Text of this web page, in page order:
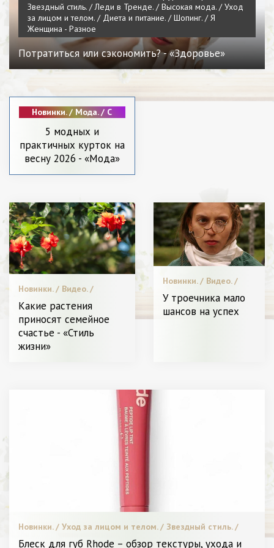
Звездный стиль. / Леди в Тренде. / Высокая мода. / Уход
за лицом и телом. / Диета и питание. / Шопинг. / Я
Женщина - Разное
Потратиться или сэкономить? - «Здоровье»
Новинки. / Мода. / С
Звездный стиль. /
Пластическая
хирургия / Красота. /
Диета и питание. /
Уход за лицом и
- Разное
5 модных и
практичных курток на
весну 2026 - «Мода»
Новинки. / Видео. /
Пластическая хирургия /
Уход за лицом и телом. /
СТАТЬИ / Меняем образ. /
Высокая мода. / Диета и
питание. / Я и Красота.
Какие растения
приносят семейное
счастье - «Стиль
жизни»
Новинки. / Уход за лицом и телом. / Звездный стиль. /
Пластическая хирургия / Красота. / Видео. / Я Женщина -
Блеск для губ Rhode – обзор текстуры, ухода и
Новинки. / Видео. /
Пластическая
хирургия / Мода. /
Модные тенденции. /
У троечника мало
шансов на успех